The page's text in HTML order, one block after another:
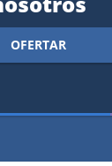
OFERTAR